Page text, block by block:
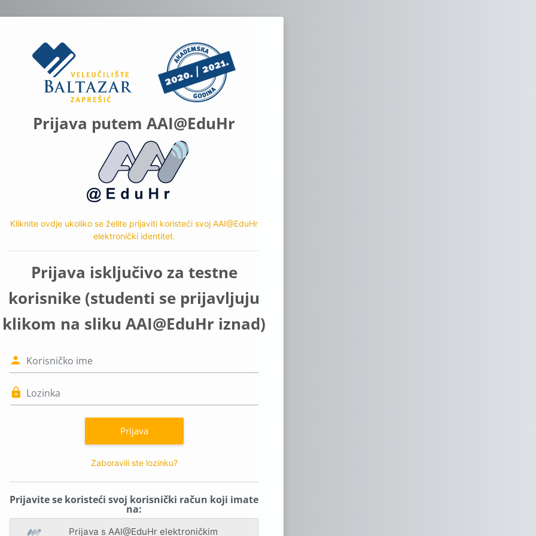
Prijavi se na Veleučilište Baltazar Zaprešić
Prijava putem AAI@EduHr
Kliknite ovdje ukoliko se želite prijaviti koristeći svoj AAI@EduHr
elektronički identitet.
Prijava isključivo za testne
korisnike (studenti se prijavljuju
klikom na sliku AAI@EduHr iznad)
Prijava
Zaboravili ste lozinku?
Prijavite se koristeći svoj korisnički račun koji imate
na:
Prijava s AAI@EduHr elektroničkim